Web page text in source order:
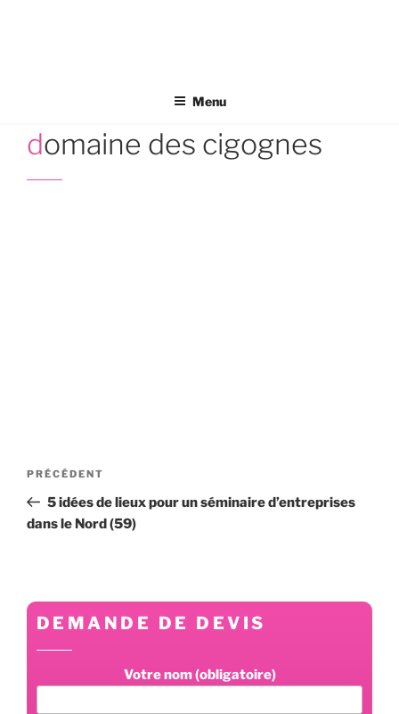
Menu
domaine des cigognes
Navigation
l’article
Article
précédent
PRÉCÉDENT
5 idées de lieux pour un séminaire d’entreprises
dans le Nord (59)
DEMANDE DE DEVIS
Votre nom (obligatoire)